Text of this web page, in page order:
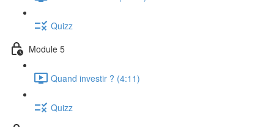
Quizz
Module 5
Quand investir ? (4:11)
Quizz